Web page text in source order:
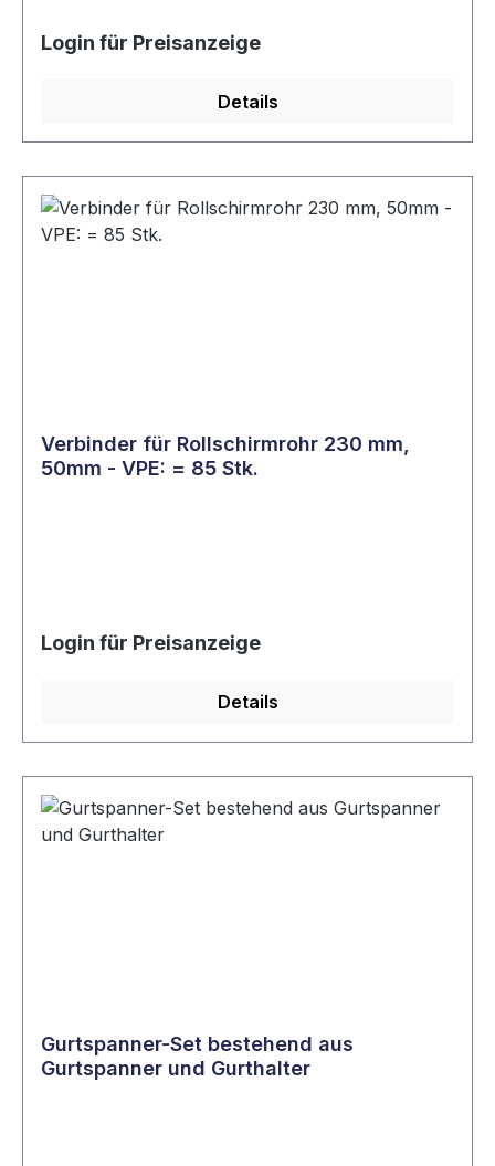
Login für Preisanzeige
Details
Verbinder für Rollschirmrohr 230 mm,
50mm - VPE: = 85 Stk.
Login für Preisanzeige
Details
Gurtspanner-Set bestehend aus
Gurtspanner und Gurthalter